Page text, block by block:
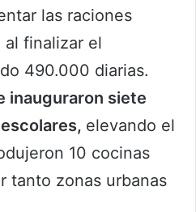
las raciones
al finalizar el
490.000 diarias.
inauguraron siete
elevando el
10 cocinas
tanto zonas urbanas